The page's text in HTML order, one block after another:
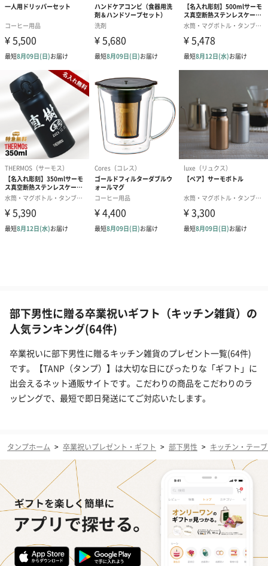
部下男性に贈る卒業祝いギフト（キッチン雑貨）の
人気ランキング(64件)
卒業祝いに部下男性に贈るキッチン雑貨のプレゼント一覧(64件)
です。【TANP（タンプ）】は大切な日にぴったりな「ギフト」に
出会えるネット通販サイトです。こだわりの商品をこだわりのラ
ッピングで、最短で即日発送にてご対応いたします。
タンプホーム > 卒業祝いプレゼント・ギフト > 部下男性 > キッチン・テー